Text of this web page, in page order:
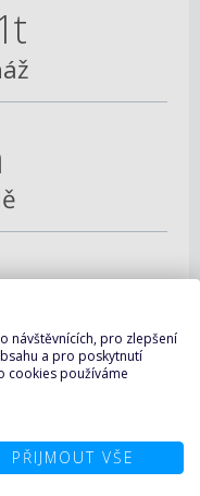
návštěvnících, pro zlepšení
a pro poskytnutí
cookies používáme
PŘIJMOUT VŠE